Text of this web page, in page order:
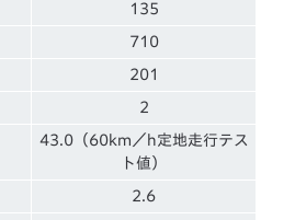
135
710
201
2
43.0（60km／h定地走行テス
ト値）
2.6